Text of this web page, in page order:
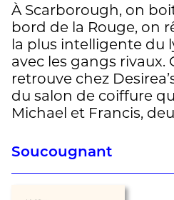
À Scarborough, on
bord de la Rouge, on
la plus intelligente du
avec les gangs rivaux.
retrouve chez
du salon de coiffure
Michael et Francis,
Soucougnant